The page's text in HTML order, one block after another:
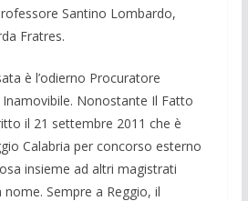
Santino Lombardo,
Fratres.
è l’odierno Procuratore
Inamovibile. Nonostante Il Fatto
il 21 settembre 2011 che è
Calabria per concorso esterno
insieme ad altri magistrati
Sempre a Reggio, il